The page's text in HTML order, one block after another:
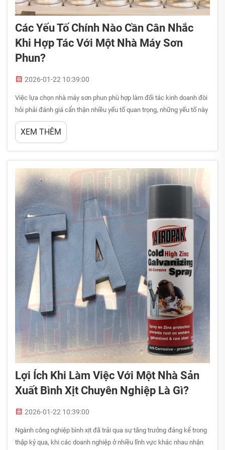
Các Yếu Tố Chính Nào Cần Cân Nhắc
Khi Hợp Tác Với Một Nhà Máy Sơn
Phun?
2026-01-22 10:39:00
Việc lựa chọn nhà máy sơn phun phù hợp làm đối tác kinh doanh đòi
hỏi phải đánh giá cẩn thận nhiều yếu tố quan trọng, những yếu tố này
có thể ảnh hưởng đáng kể đến chất lượng sản phẩm, hiệu quả vận
hành và thành công trên thị trường. Quyết định hợp tác với một nhà...
XEM THÊM
Lợi Ích Khi Làm Việc Với Một Nhà Sản
Xuất Bình Xịt Chuyên Nghiệp Là Gì?
2026-01-22 10:39:00
Ngành công nghiệp bình xịt đã trải qua sự tăng trưởng đáng kể trong
thập kỷ qua, khi các doanh nghiệp ở nhiều lĩnh vực khác nhau nhận